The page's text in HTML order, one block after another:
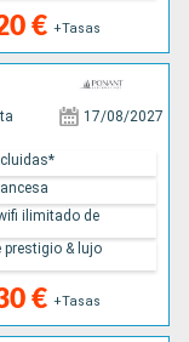
€ +Tasas
17/08/2027
€ +Tasas
ilimitado de
prestigio & lujo